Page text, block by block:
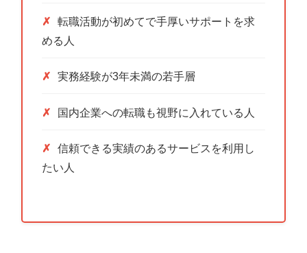
転職活動が初めてで手厚いサポートを求
める人
実務経験が3年未満の若手層
国内企業への転職も視野に入れている人
信頼できる実績のあるサービスを利用し
たい人